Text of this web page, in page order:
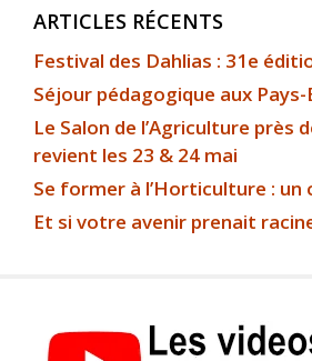
ARTICLES RÉCENTS
Festival des Dahlias : 31e
Séjour pédagogique aux Pays-
Le Salon de l’Agriculture près
revient les 23 & 24 mai
Se former à l’Horticulture : un
Et si votre avenir prenait